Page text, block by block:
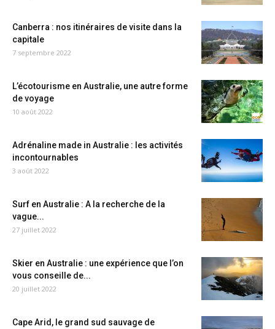
Canberra : nos itinéraires de visite dans la
capitale
7 septembre 2022
L’écotourisme en Australie, une autre forme
de voyage
10 août 2022
Adrénaline made in Australie : les activités
incontournables
3 août 2022
Surf en Australie : A la recherche de la
vague...
27 juillet 2022
Skier en Australie : une expérience que l’on
vous conseille de...
20 juillet 2022
Cape Arid, le grand sud sauvage de